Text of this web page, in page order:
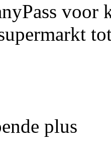
voor
plus